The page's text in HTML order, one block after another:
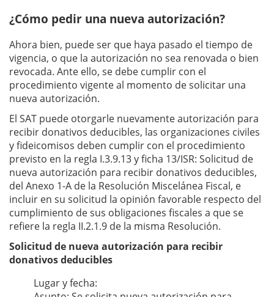
¿Cómo pedir una nueva autorización?
Ahora bien, puede ser que haya pasado el tiempo de
vigencia, o que la autorización no sea renovada o bien
revocada. Ante ello, se debe cumplir con el
procedimiento vigente al momento de solicitar una
nueva autorización.
El SAT puede otorgarle nuevamente autorización para
recibir donativos deducibles, las organizaciones civiles
y ﬁdeicomisos deben cumplir con el procedimiento
previsto en la regla I.3.9.13 y ﬁcha 13/ISR: Solicitud de
nueva autorización para recibir donativos deducibles,
del Anexo 1-A de la Resolución Miscelánea Fiscal, e
incluir en su solicitud la opinión favorable respecto del
cumplimiento de sus obligaciones ﬁscales a que se
reﬁere la regla II.2.1.9 de la misma Resolución.
Solicitud de nueva autorización para recibir
donativos deducibles
Lugar y fecha: